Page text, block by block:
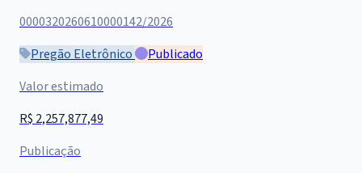
0000320260610000142/2026
Pregão Eletrônico
Publicado
Valor estimado
R$ 2,257,877,49
Publicação